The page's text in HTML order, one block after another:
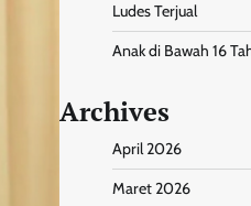
Ludes Terjual
Anak di Bawah 16
Archives
April 2026
Maret 2026